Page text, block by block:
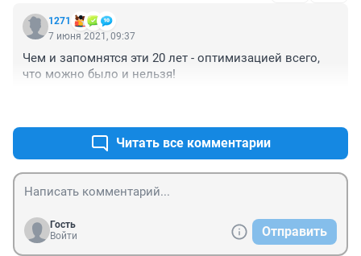
1271
7 июня 2021, 09:37
Чем и запомнятся эти 20 лет - оптимизацией всего,
что можно было и нельзя!
Читать все комментарии
Гость
Войти
Отправить